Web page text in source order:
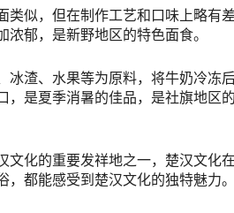
类似，但在制作工艺和口味上略有
浓郁，是新野地区的特色面食。
冰渣、水果等为原料，将牛奶冷冻
，是夏季消暑的佳品，是社旗地区的
文化的重要发祥地之一，楚汉文化
，都能感受到楚汉文化的独特魅力。